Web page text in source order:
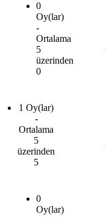
0
Oy(lar)
-
Ortalama
5
üzerinden
0
1 Oy(lar)
-
Ortalama
5
üzerinden
5
0
Oy(lar)